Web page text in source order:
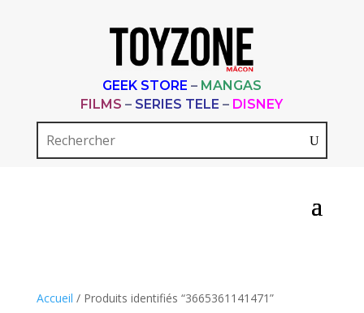
GEEK STORE – MANGAS
FILMS – SERIES TELE – DISNEY
Accueil / Produits identifiés “3665361141471”